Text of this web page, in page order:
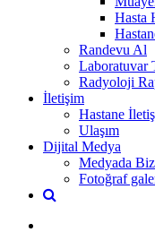
Hasta
Randevu Al
Laboratuvar
Radyoloji
İletişim
Hastane
Ulaşım
Dijital Medya
Medyada Biz
Fotoğraf